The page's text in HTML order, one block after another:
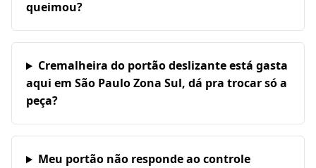
queimou?
Cremalheira do portão deslizante está gasta
aqui em São Paulo Zona Sul, dá pra trocar só a
peça?
Meu portão não responde ao controle